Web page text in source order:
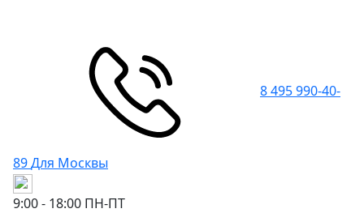
8 495 990-40-
89Для Москвы
9:00 - 18:00 ПН-ПТ